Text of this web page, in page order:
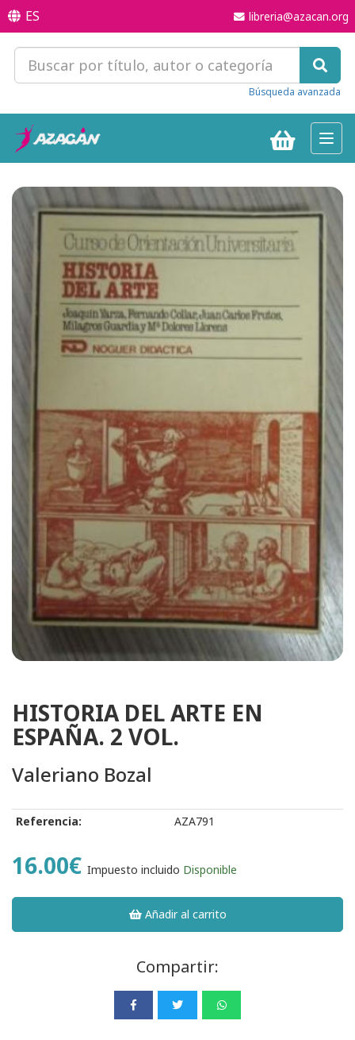
ES libreria@azacan.org
Búsqueda avanzada
HISTORIA DEL ARTE EN
ESPAÑA. 2 VOL.
Valeriano Bozal
Referencia: AZA791
16.00€ Impuesto incluido Disponible
Añadir al carrito
Compartir: